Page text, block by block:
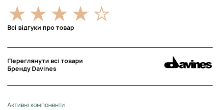
Всі відгуки про товар
Переглянути всі товари
Бренду Davines
Активні компоненти